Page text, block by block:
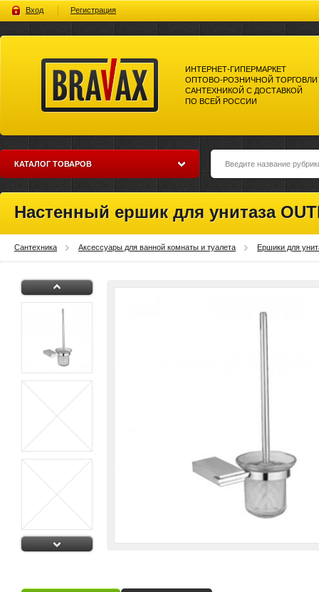
Вход Регистрация
всей россии
ИНТЕРНЕТ-ГИПЕРМАРКЕТ
ОПТОВО-РОЗНИЧНОЙ ТОРГОВЛИ
САНТЕХНИКОЙ С ДОСТАВКОЙ
ПО ВСЕЙ РОССИИ
КАТАЛОГ ТОВАРОВ
Настенный ершик для унитаза
Сантехника Аксессуары для ванной комнаты и туалета Ершики для